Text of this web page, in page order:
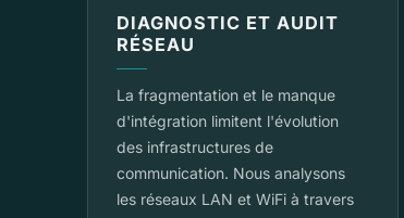
DIAGNOSTIC ET AUDIT
RÉSEAU
La fragmentation et le manque
d'intégration limitent l'évolution
des infrastructures de
communication. Nous analysons
les réseaux LAN et WiFi à travers